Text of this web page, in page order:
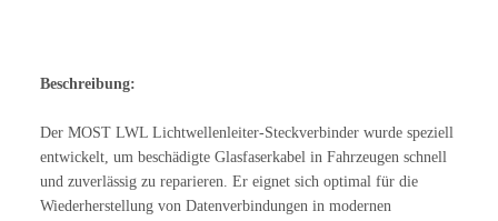
Beschreibung:
Der MOST LWL Lichtwellenleiter-Steckverbinder wurde speziell
entwickelt, um beschädigte Glasfaserkabel in Fahrzeugen schnell
und zuverlässig zu reparieren. Er eignet sich optimal für die
Wiederherstellung von Datenverbindungen in modernen